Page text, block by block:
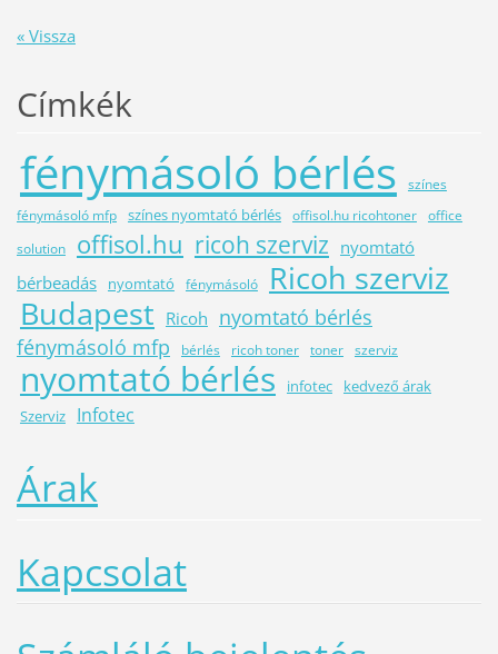
« Vissza
Címkék
fénymásoló bérlés
színes
fénymásoló mfp színes nyomtató bérlés offisol.hu ricohtoner office
solution
offisol.hu ricoh szerviz nyomtató
bérbeadás
nyomtató fénymásoló
Ricoh szerviz
Budapest Ricoh nyomtató bérlés
fénymásoló mfp
bérlés ricoh toner toner szerviz
nyomtató bérlés infotec
kedvező árak
Szerviz
Infotec
Árak
Kapcsolat